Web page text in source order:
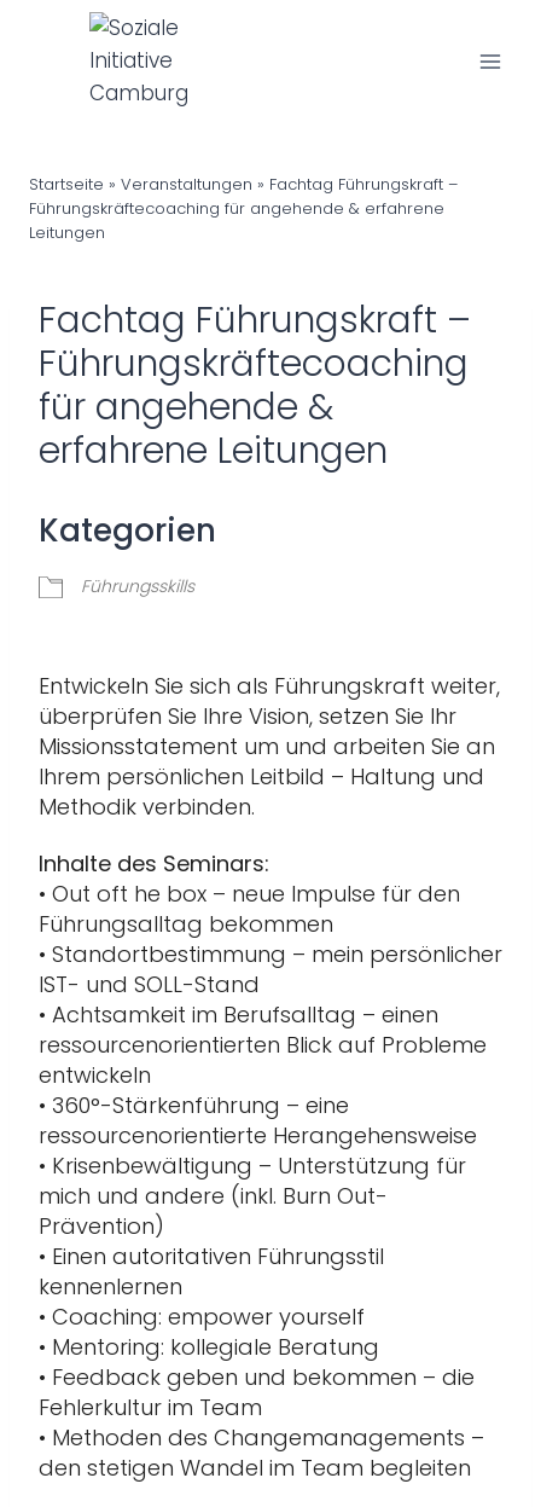
Startseite » Veranstaltungen » Fachtag Führungskraft –
Führungskräftecoaching für angehende & erfahrene
Leitungen
Fachtag Führungskraft –
Führungskräftecoaching
für angehende &
erfahrene Leitungen
Führungsskills
Entwickeln Sie sich als Führungskraft weiter,
überprüfen Sie Ihre Vision, setzen Sie Ihr
Missionsstatement um und arbeiten Sie an
Ihrem persönlichen Leitbild – Haltung und
Methodik verbinden.
Inhalte des Seminars:
• Out oft he box – neue Impulse für den
Führungsalltag bekommen
• Standortbestimmung – mein persönlicher
IST- und SOLL-Stand
• Achtsamkeit im Berufsalltag – einen
ressourcenorientierten Blick auf Probleme
entwickeln
• 360°-Stärkenführung – eine
ressourcenorientierte Herangehensweise
• Krisenbewältigung – Unterstützung für
mich und andere (inkl. Burn Out-
Prävention)
• Einen autoritativen Führungsstil
kennenlernen
• Coaching: empower yourself
• Mentoring: kollegiale Beratung
• Feedback geben und bekommen – die
Fehlerkultur im Team
• Methoden des Changemanagements –
den stetigen Wandel im Team begleiten